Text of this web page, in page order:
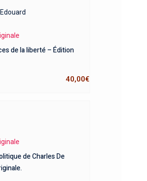
de la liberté – Édition
40,00€
de Charles De